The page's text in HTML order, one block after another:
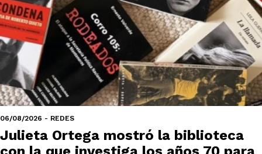
06/08/2026 - REDES
Julieta Ortega mostró la biblioteca